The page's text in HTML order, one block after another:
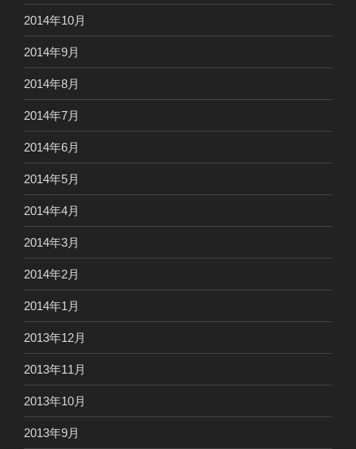
2014年10月
2014年9月
2014年8月
2014年7月
2014年6月
2014年5月
2014年4月
2014年3月
2014年2月
2014年1月
2013年12月
2013年11月
2013年10月
2013年9月